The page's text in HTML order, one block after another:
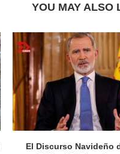
YOU MAY ALSO
El Discurso Navideño